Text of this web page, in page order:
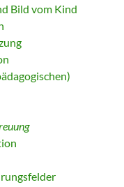
Bild vom Kind